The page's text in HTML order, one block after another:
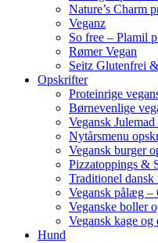
Nature’s Charm
Veganz
So free – Plamil
Rømer Vegan
Seitz Glutenfrei
Opskrifter
Proteinrige
Børnevenlige
Vegansk
Nytårsmenu
Vegansk burger
Pizzatoppings &
Traditionel dansk
Vegansk pålæg –
Veganske boller
Vegansk kage og
Hund